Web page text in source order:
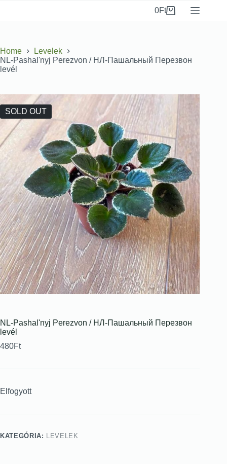
0Ft
Home
Levelek
NL-Pashalʹnyj Perezvon / НЛ-Пашальный Перезвон
levél
SOLD OUT
NL-Pashalʹnyj Perezvon / НЛ-Пашальный Перезвон
levél
480Ft
Elfogyott
KATEGÓRIA: LEVELEK